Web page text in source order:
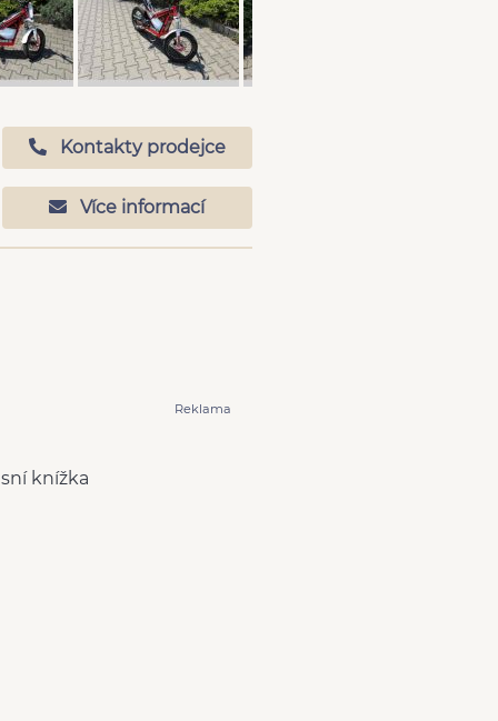
Kontakty prodejce
Více informací
Reklama
knížka